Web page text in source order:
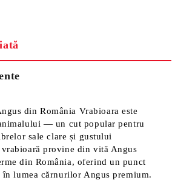
din România Vrabioara este
— un cut popular pentru
sale clare și gustului
vrabioară provine din vită Angus
din România, oferind un punct
lumea cărnurilor Angus premium.